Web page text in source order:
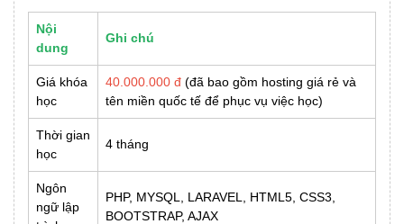
Nội
dung
Ghi chú
Giá khóa
học
40.000.000 đ (đã bao gồm hosting giá rẻ và
tên miền quốc tế để phục vụ việc học)
Thời gian
học
4 tháng
Ngôn
ngữ lập
PHP, MYSQL, LARAVEL, HTML5, CSS3,
BOOTSTRAP, AJAX